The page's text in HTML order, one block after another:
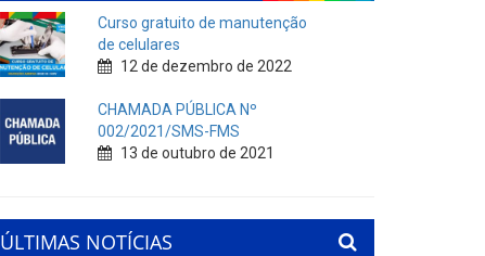
Curso gratuito de manutenção
de celulares
12 de dezembro de 2022
CHAMADA PÚBLICA Nº
002/2021/SMS-FMS
13 de outubro de 2021
ÚLTIMAS NOTÍCIAS